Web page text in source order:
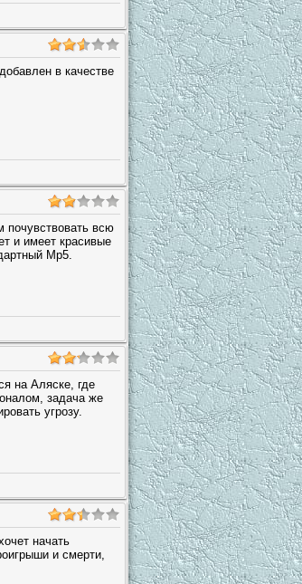
в качестве
почувствовать всю
и имеет красивые
Mp5.
на Аляске, где
задача же
угрозу.
начать
и смерти,